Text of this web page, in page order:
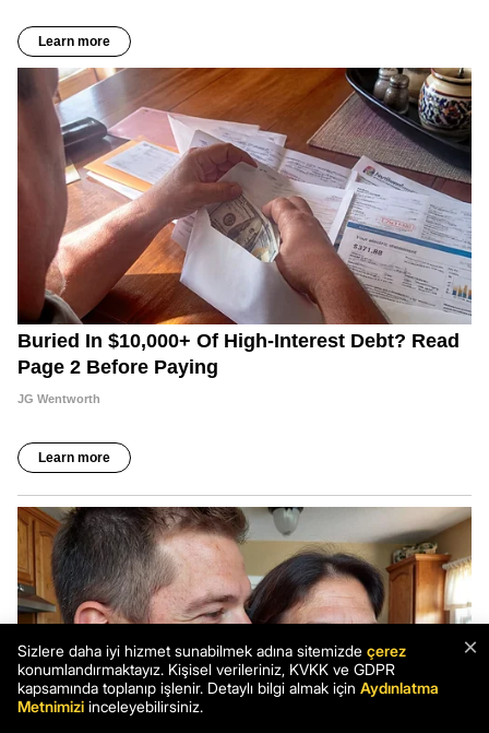
×
Sizlere daha iyi hizmet sunabilmek adına sitemizde çerez
konumlandırmaktayız. Kişisel verileriniz, KVKK ve GDPR
kapsamında toplanıp işlenir. Detaylı bilgi almak için Aydınlatma
Metnimizi inceleyebilirsiniz.